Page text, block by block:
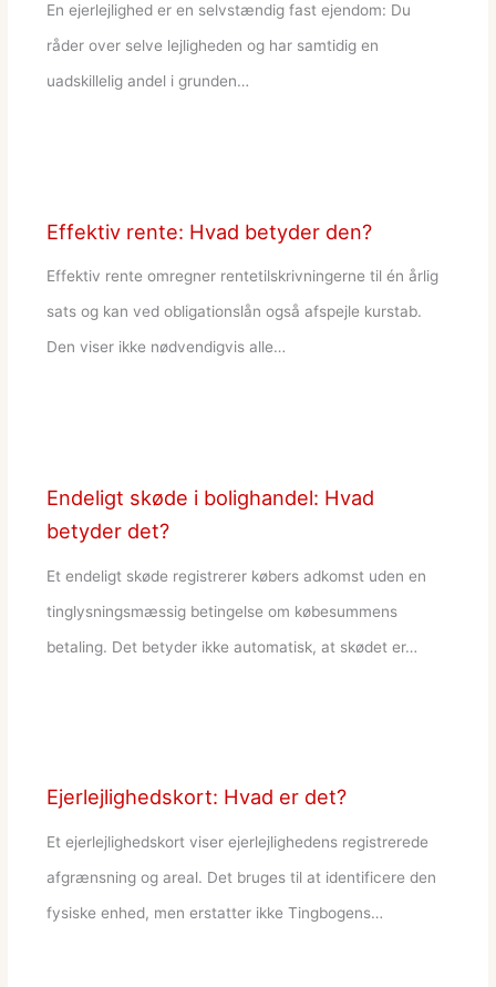
En ejerlejlighed er en selvstændig fast ejendom: Du
råder over selve lejligheden og har samtidig en
uadskillelig andel i grunden…
Effektiv rente: Hvad betyder den?
Effektiv rente omregner rentetilskrivningerne til én årlig
sats og kan ved obligationslån også afspejle kurstab.
Den viser ikke nødvendigvis alle…
Endeligt skøde i bolighandel: Hvad
betyder det?
Et endeligt skøde registrerer købers adkomst uden en
tinglysningsmæssig betingelse om købesummens
betaling. Det betyder ikke automatisk, at skødet er…
Ejerlejlighedskort: Hvad er det?
Et ejerlejlighedskort viser ejerlejlighedens registrerede
afgrænsning og areal. Det bruges til at identificere den
fysiske enhed, men erstatter ikke Tingbogens…